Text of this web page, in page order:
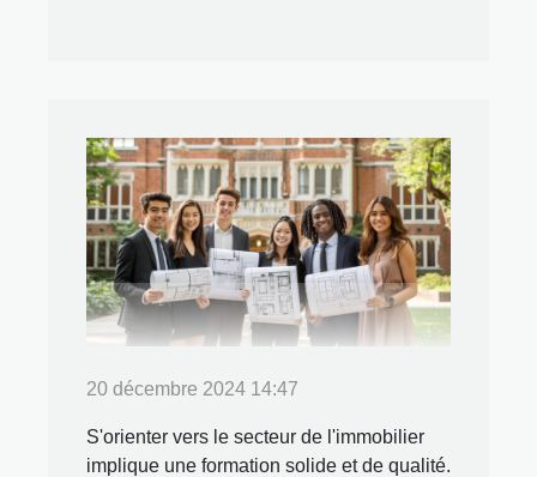
20 décembre 2024 14:47
S'orienter vers le secteur de l'immobilier
implique une formation solide et de qualité.